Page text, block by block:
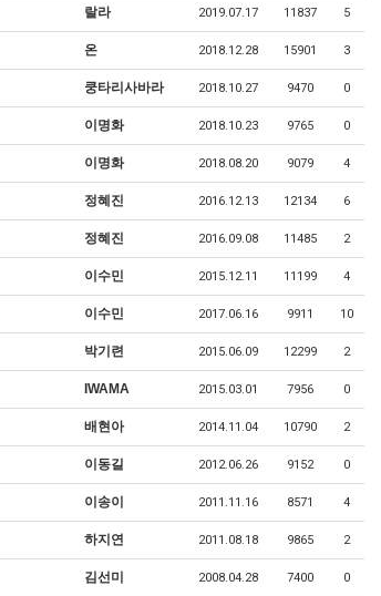
랄라 2019.07.17 11837 5
온 2018.12.28 15901 3
쿵타리사바라 2018.10.27 9470 0
이명화 2018.10.23 9765 0
이명화 2018.08.20 9079 4
정혜진 2016.12.13 12134 6
정혜진 2016.09.08 11485 2
이수민 2015.12.11 11199 4
이수민 2017.06.16 9911 10
박기련 2015.06.09 12299 2
IWAMA 2015.03.01 7956 0
배현아 2014.11.04 10790 2
이동길 2012.06.26 9152 0
이송이 2011.11.16 8571 4
하지연 2011.08.18 9865 2
김선미 2008.04.28 7400 0